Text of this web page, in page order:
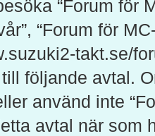
“Forum för
“Forum för
takt.se/
följande avtal.
använd inte
avtal när som